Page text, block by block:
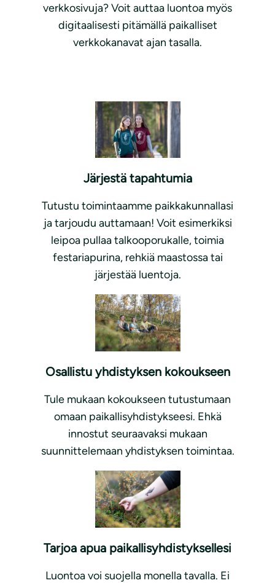
verkkosivuja? Voit auttaa luontoa myös
digitaalisesti pitämällä paikalliset
verkkokanavat ajan tasalla.
Järjestä tapahtumia
Tutustu toimintaamme paikkakunnallasi
ja tarjoudu auttamaan! Voit esimerkiksi
leipoa pullaa talkooporukalle, toimia
festariapurina, rehkiä maastossa tai
järjestää luentoja.
Osallistu yhdistyksen kokoukseen
Tule mukaan kokoukseen tutustumaan
omaan paikallisyhdistykseesi. Ehkä
innostut seuraavaksi mukaan
suunnittelemaan yhdistyksen toimintaa.
Tarjoa apua paikallisyhdistyksellesi
Luontoa voi suojella monella tavalla. Ei